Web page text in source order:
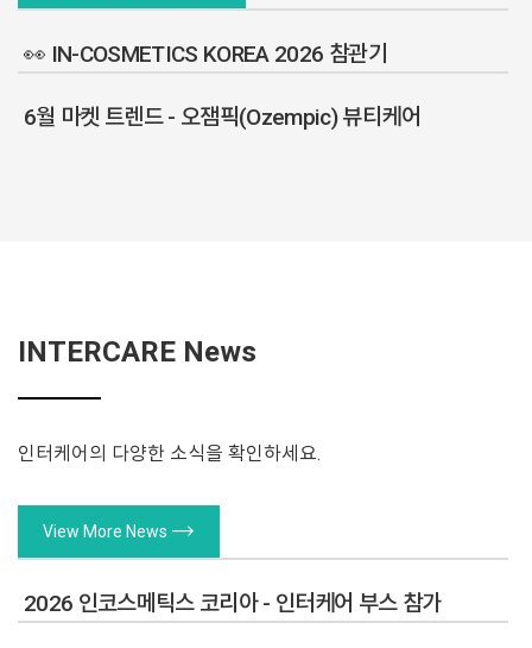
👀 IN-COSMETICS KOREA 2026 참관기
6월 마켓 트렌드 - 오잼픽(Ozempic) 뷰티케어
INTERCARE News
인터케어의 다양한 소식을 확인하세요.
View More News trending_flat
2026 인코스메틱스 코리아 - 인터케어 부스 참가